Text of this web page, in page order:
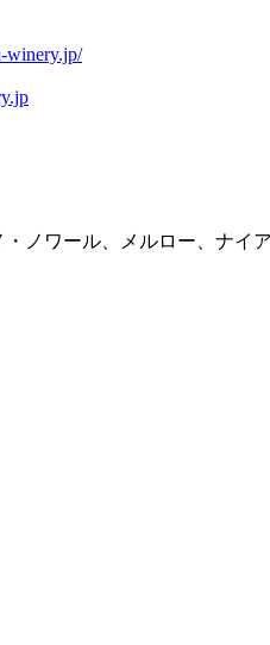
winery.jp/
・ノワール、メルロー、ナイ